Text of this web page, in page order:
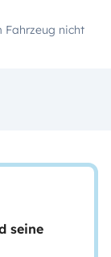
Fahrzeug nicht
seine